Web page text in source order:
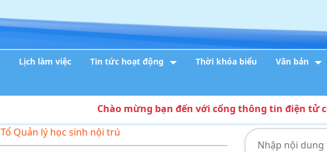
Lịch làm việc Tin tức hoạt động Thời khóa biểu Văn bản
Chào mừng bạn đến với cổng thông tin điện tử của
Tổ Quản lý học sinh nội trú
1.
công dân,...
2. Kế